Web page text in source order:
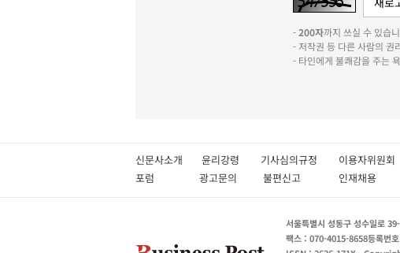
-200자까지 쓰실 수 있습
- 저작권 등 다른 사람의 권
- 타인에게 불쾌감을 주는
신문사소개 윤리강령 기사심의규정 이용자위원
포럼
광고문의 불편신고 인재채용
서울특별시 성동구 성수일로
팩스 : 070-4015-8658등록번